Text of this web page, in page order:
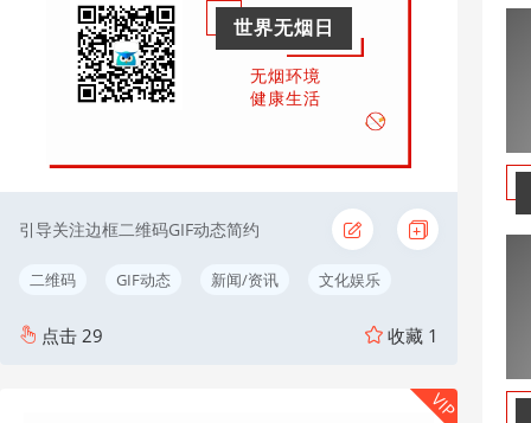
世界无烟日
无烟环境
健康生活
引导关注边框二维码GIF动态简约
二维码 GIF动态 新闻/资讯 文化娱乐
点击 29 收藏 1
VIP